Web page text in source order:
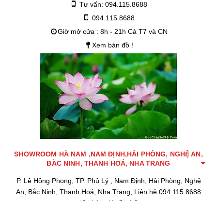
Tư vấn: 094.115.8688
094.115.8688
Giờ mở cửa : 8h - 21h Cả T7 và CN
Xem bản đồ !
SHOWROOM HÀ NAM ,NAM ĐỊNH,HẢI PHÒNG, NGHỆ AN,
BẮC NINH, THANH HOÁ, NHA TRANG
P. Lê Hồng Phong, TP. Phủ Lý , Nam Định, Hải Phòng, Nghệ
An, Bắc Ninh, Thanh Hoá, Nha Trang, Liên hệ 094.115.8688